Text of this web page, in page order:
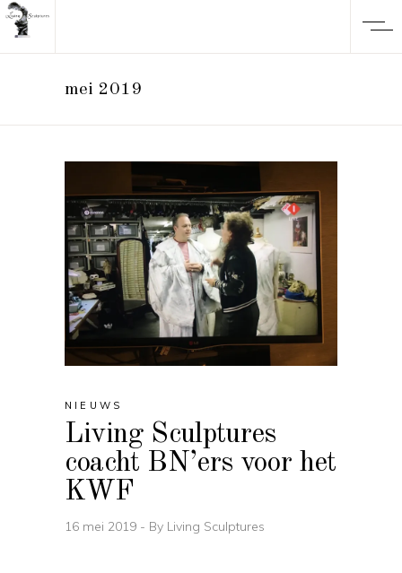
mei 2019
NIEUWS
Living Sculptures
coacht BN’ers voor het
KWF
16 mei 2019 By Living Sculptures